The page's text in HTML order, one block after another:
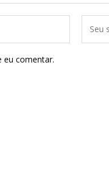
eu comentar.